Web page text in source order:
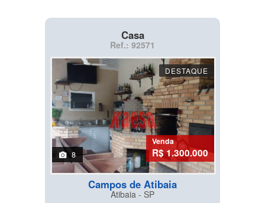
Casa
Ref.: 92571
DESTAQUE
8
Venda
R$ 1.300.000
Campos de Atibaia
Atibaia - SP